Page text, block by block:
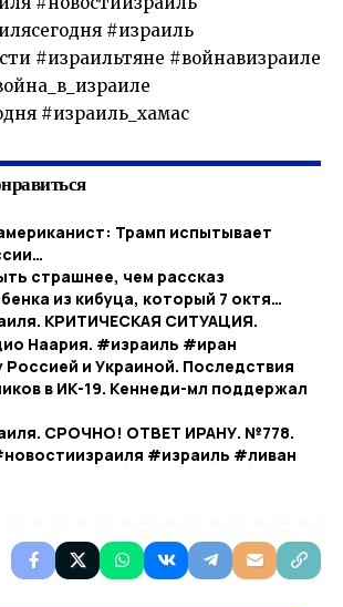
#израиль
#израильтяне #войнавизраиле
#израиль_хамас
Трамп испытывает
страшнее, чем рассказ
из кибуца, который 7 октя…
КРИТИЧЕСКАЯ СИТУАЦИЯ.
Наария. #израиль #иран
и Украиной. Последствия
в ИК-19. Кеннеди-мл поддержал
СРОЧНО! ОТВЕТ ИРАНУ. №778.
#израиль #ливан